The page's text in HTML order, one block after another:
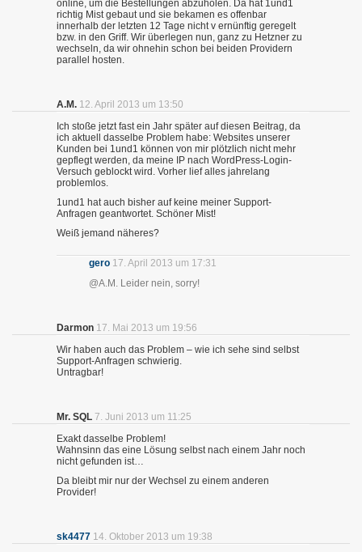
online, um die Bestellungen abzuholen. Da hat 1und1
richtig Mist gebaut und sie bekamen es offenbar
innerhalb der letzten 12 Tage nicht v ernünftig geregelt
bzw. in den Griff. Wir überlegen nun, ganz zu Hetzner zu
wechseln, da wir ohnehin schon bei beiden Providern
parallel hosten.
A.M. 12. April 2013 um 13:50
Ich stoße jetzt fast ein Jahr später auf diesen Beitrag, da
ich aktuell dasselbe Problem habe: Websites unserer
Kunden bei 1und1 können von mir plötzlich nicht mehr
gepflegt werden, da meine IP nach WordPress-Login-
Versuch geblockt wird. Vorher lief alles jahrelang
problemlos.
1und1 hat auch bisher auf keine meiner Support-
Anfragen geantwortet. Schöner Mist!
Weiß jemand näheres?
gero 17. April 2013 um 17:31
@A.M. Leider nein, sorry!
Darmon 17. Mai 2013 um 19:56
Wir haben auch das Problem – wie ich sehe sind selbst
Support-Anfragen schwierig.
Untragbar!
Mr. SQL 7. Juni 2013 um 11:25
Exakt dasselbe Problem!
Wahnsinn das eine Lösung selbst nach einem Jahr noch
nicht gefunden ist…
Da bleibt mir nur der Wechsel zu einem anderen
Provider!
sk4477 14. Oktober 2013 um 19:38